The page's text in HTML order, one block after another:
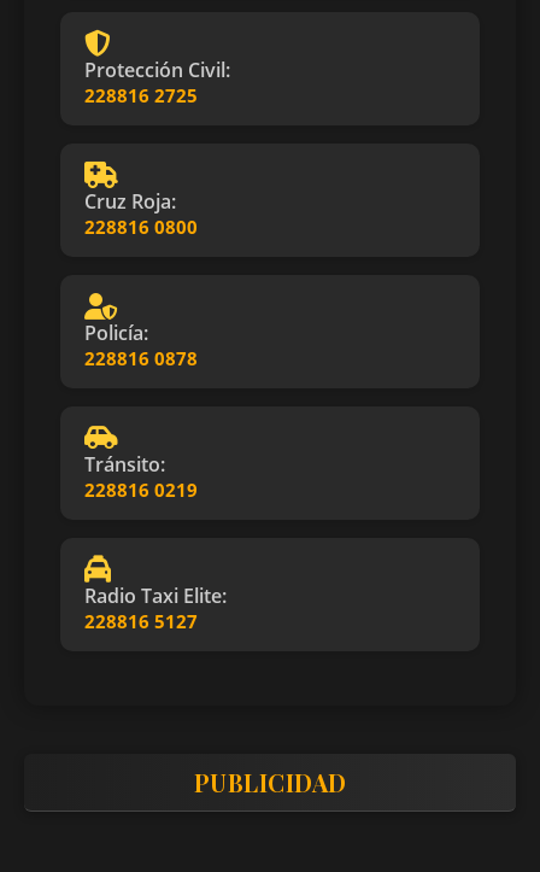
Protección Civil:
228816 2725
Cruz Roja:
228816 0800
Policía:
228816 0878
Tránsito:
228816 0219
Radio Taxi Elite:
228816 5127
PUBLICIDAD